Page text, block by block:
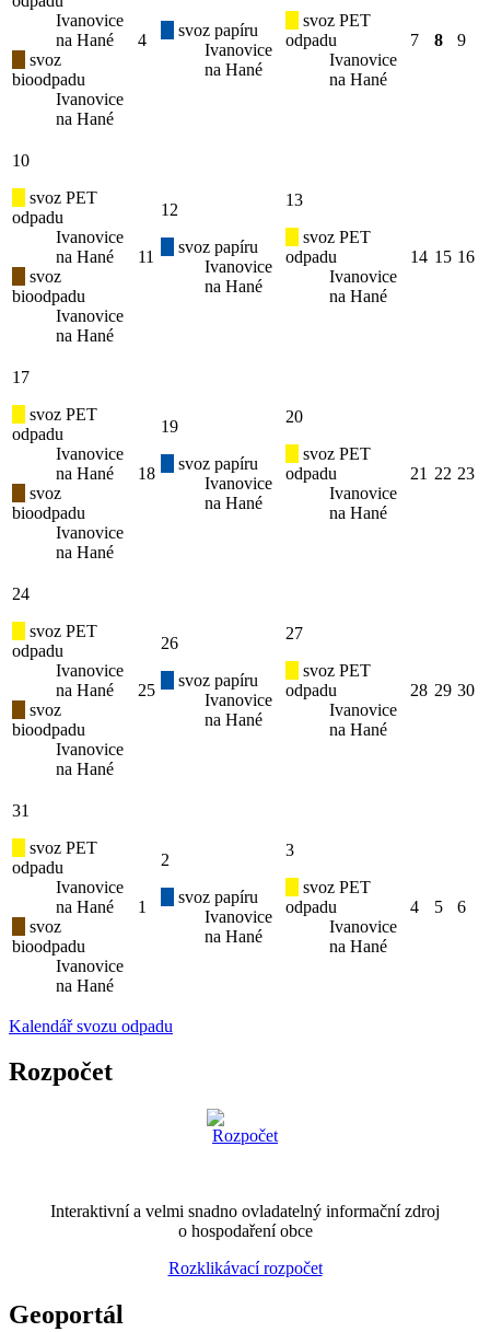
Ivanovice
na Hané
svoz
bioodpadu
Ivanovice
na Hané
4
svoz papíru
Ivanovice
na Hané
svoz PET
odpadu
Ivanovice
na Hané
7 8 9
10
svoz PET
odpadu
Ivanovice
na Hané
svoz
bioodpadu
Ivanovice
na Hané
11
12
svoz papíru
Ivanovice
na Hané
13
svoz PET
odpadu
Ivanovice
na Hané
14 15 16
17
svoz PET
odpadu
Ivanovice
na Hané
svoz
bioodpadu
Ivanovice
na Hané
18
19
svoz papíru
Ivanovice
na Hané
20
svoz PET
odpadu
Ivanovice
na Hané
21 22 23
24
svoz PET
odpadu
Ivanovice
na Hané
svoz
bioodpadu
Ivanovice
na Hané
25
26
svoz papíru
Ivanovice
na Hané
27
svoz PET
odpadu
Ivanovice
na Hané
28 29 30
31
svoz PET
odpadu
Ivanovice
na Hané
svoz
bioodpadu
Ivanovice
na Hané
1
2
svoz papíru
Ivanovice
na Hané
3
svoz PET
odpadu
Ivanovice
na Hané
4 5 6
Kalendář svozu odpadu
Rozpočet
Interaktivní a velmi snadno ovladatelný informační zdroj
o hospodaření obce
Rozklikávací rozpočet
Geoportál